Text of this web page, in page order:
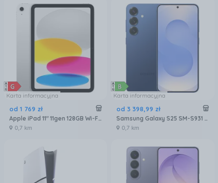
Karta informacyjna
od 1 769 zł
Apple iPad 11" 11gen 128GB Wi-Fi Srebrny (MD3Y4HCA)
0,7 km
Karta informacyjna
od 3 398,99 zł
Samsung Galaxy S25 SM-S931 12/256GB Granatowy
0,7 km